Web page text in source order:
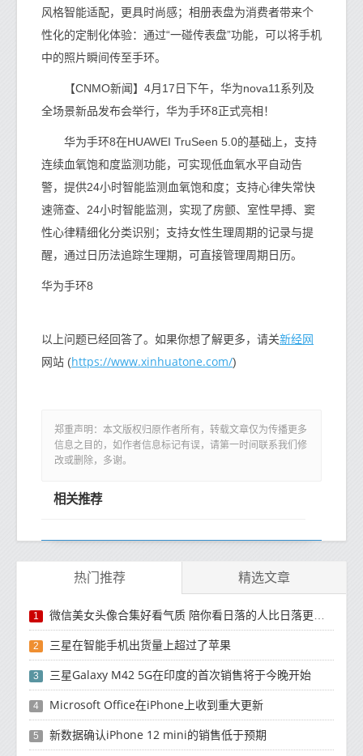
风格智能适配，更具时尚感；相册表盘为消费者带来个
性化的定制化体验：通过“一碰传表盘”功能，可以将手机
中的照片瞬间传至手环。
【CNMO新闻】4月17日下午，华为nova11系列及
全场景新品发布会举行，华为手环8正式亮相！
华为手环8在HUAWEI TruSeen 5.0的基础上，支持
连续血氧饱和度监测功能，可实现低血氧水平自动告
警，提供24小时智能监测血氧饱和度；支持心律失常快
速筛查、24小时智能监测，实现了房颤、室性早搏、窦
性心律精细化分类识别；支持女性生理周期的记录与提
醒，通过日历法追踪生理期，可直接管理周期日历。
华为手环8
以上问题已经回答了。如果你想了解更多，请关新经网
网站 (https://www.xinhuatone.com/)
郑重声明：本文版权归原作者所有，转载文章仅为传播更多
信息之目的，如作者信息标记有误，请第一时间联系我们修
改或删除，多谢。
相关推荐
热门推荐 精选文章
1 微信美女头像合集好看气质 陪你看日落的人比日落更浪漫
2 三星在智能手机出货量上超过了苹果
3 三星Galaxy M42 5G在印度的首次销售将于今晚开始
4 Microsoft Office在iPhone上收到重大更新
5 新数据确认iPhone 12 mini的销售低于预期